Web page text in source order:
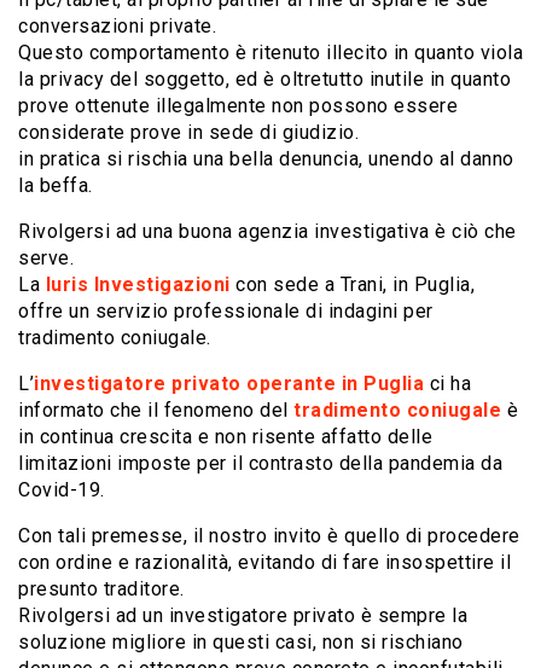
conversazioni private.
Questo comportamento è ritenuto illecito in quanto viola
la privacy del soggetto, ed è oltretutto inutile in quanto
prove ottenute illegalmente non possono essere
considerate prove in sede di giudizio.
in pratica si rischia una bella denuncia, unendo al danno
la beffa.
Rivolgersi ad una buona agenzia investigativa è ciò che
serve.
La Iuris Investigazioni con sede a Trani, in Puglia,
offre un servizio professionale di indagini per
tradimento coniugale.
L’investigatore privato operante in Puglia ci ha
informato che il fenomeno del tradimento coniugale è
in continua crescita e non risente affatto delle
limitazioni imposte per il contrasto della pandemia da
Covid-19.
Con tali premesse, il nostro invito è quello di procedere
con ordine e razionalità, evitando di fare insospettire il
presunto traditore.
Rivolgersi ad un investigatore privato è sempre la
soluzione migliore in questi casi, non si rischiano